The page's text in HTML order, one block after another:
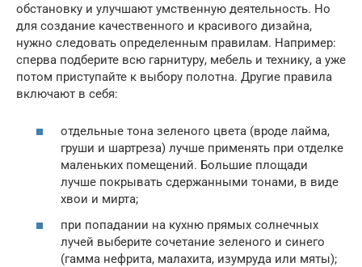
обстановку и улучшают умственную деятельность. Но
для создание качественного и красивого дизайна,
нужно следовать определенным правилам. Например:
сперва подберите всю гарнитуру, мебель и технику, а уже
потом приступайте к выбору полотна. Другие правила
включают в себя:
отдельные тона зеленого цвета (вроде лайма,
груши и шартреза) лучше применять при отделке
маленьких помещений. Большие площади
лучше покрывать сдержанными тонами, в виде
хвои и мирта;
при попадании на кухню прямых солнечных
лучей выберите сочетание зеленого и синего
(гамма нефрита, малахита, изумруда или мяты);